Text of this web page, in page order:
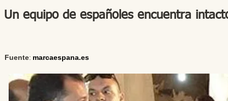
Un equipo de españoles encuentra
Fuente: marcaespana.es